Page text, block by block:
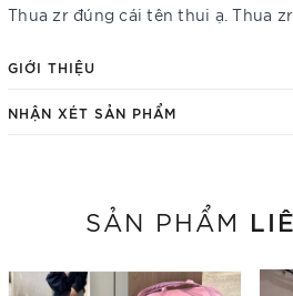
Thua zr đúng cái tên thui ạ. Thua
GIỚI THIỆU
NHẬN XÉT SẢN PHẨM
SẢN PHẨM